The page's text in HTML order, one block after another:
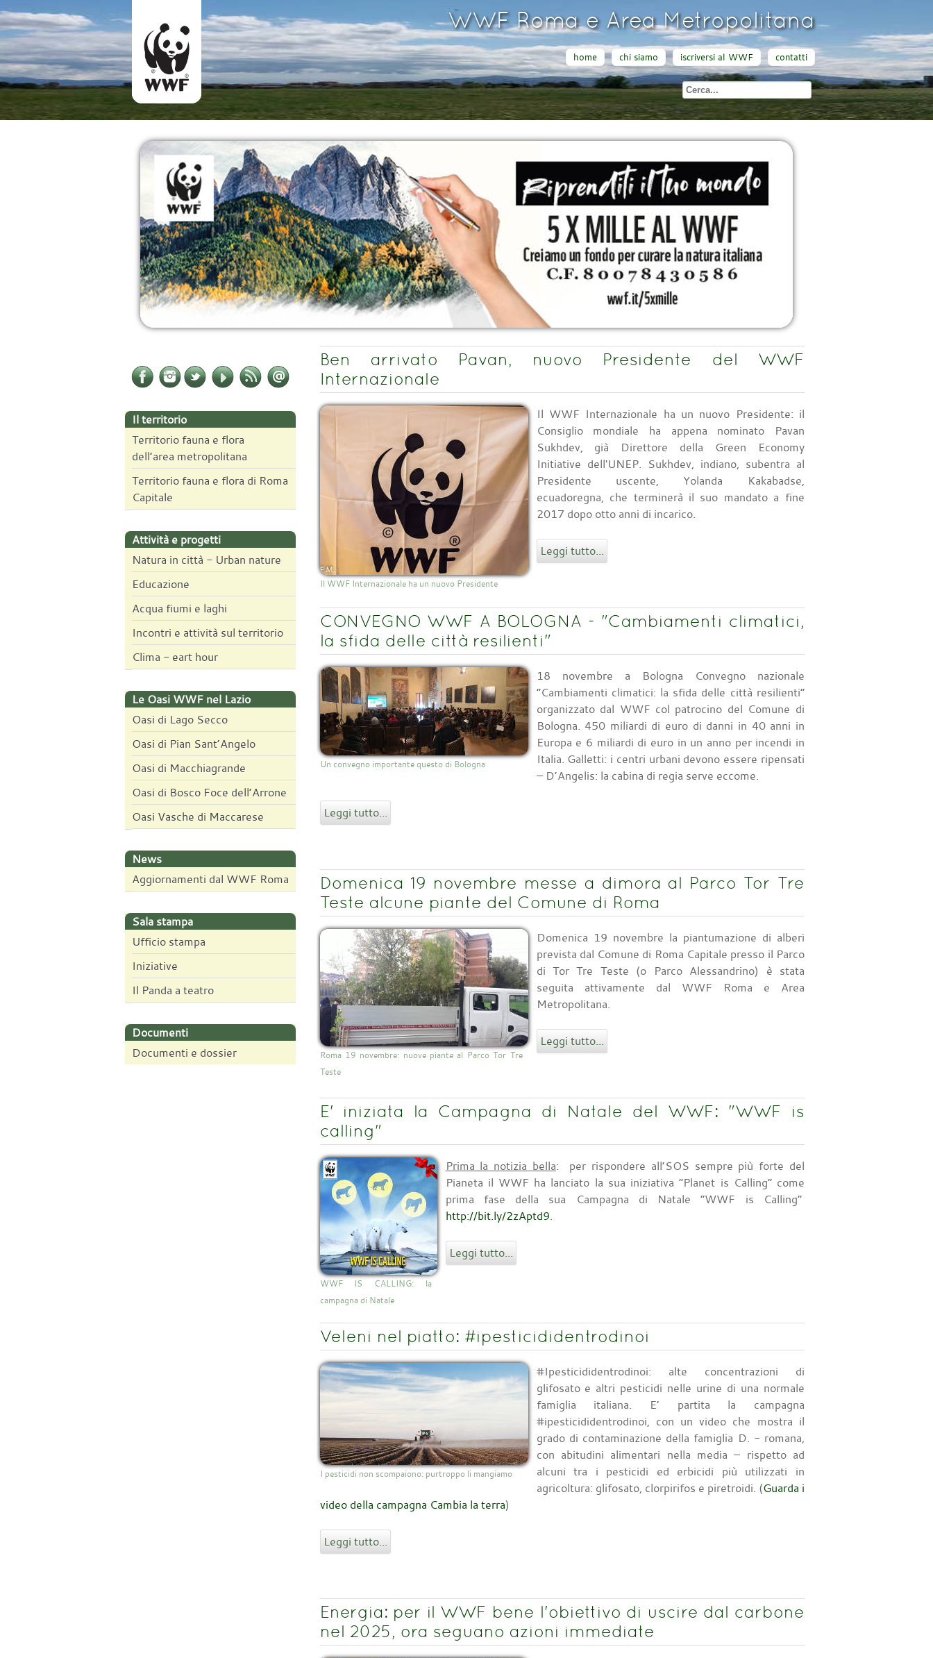
WWF Roma e Area Metropolitana
home chi siamo iscriversi al WWF contatti
Il territorio
Territorio fauna e flora
dell’area metropolitana
Territorio fauna e flora di Roma
Capitale
Attività e progetti
Natura in città - Urban nature
Educazione
Acqua fiumi e laghi
Incontri e attività sul territorio
Clima - eart hour
Le Oasi WWF nel Lazio
Oasi di Lago Secco
Oasi di Pian Sant’Angelo
Oasi di Macchiagrande
Oasi di Bosco Foce dell’Arrone
Oasi Vasche di Maccarese
News
Aggiornamenti dal WWF Roma
Sala stampa
Ufficio stampa
Iniziative
Il Panda a teatro
Documenti
Documenti e dossier
Ben arrivato Pavan, nuovo Presidente del WWF
Internazionale
Il WWF Internazionale ha un nuovo Presidente
Il WWF Internazionale ha un nuovo Presidente: il
Consiglio mondiale ha appena nominato Pavan
Sukhdev, già Direttore della Green Economy
Initiative dell'UNEP. Sukhdev, indiano, subentra al
Presidente uscente, Yolanda Kakabadse,
ecuadoregna, che terminerà il suo mandato a fine
2017 dopo otto anni di incarico.
Leggi tutto...
CONVEGNO WWF A BOLOGNA - "Cambiamenti climatici,
la sfida delle città resilienti"
Un convegno importante questo di Bologna
18 novembre a Bologna Convegno nazionale
“Cambiamenti climatici: la sfida delle città resilienti”
organizzato dal WWF col patrocino del Comune di
Bologna. 450 miliardi di euro di danni in 40 anni in
Europa e 6 miliardi di euro in un anno per incendi in
Italia. Galletti: i centri urbani devono essere ripensati
– D’Angelis: la cabina di regia serve eccome.
Leggi tutto...
Domenica 19 novembre messe a dimora al Parco Tor Tre
Teste alcune piante del Comune di Roma
Roma 19 novembre: nuove piante al Parco Tor Tre
Teste
Domenica 19 novembre la piantumazione di alberi
prevista dal Comune di Roma Capitale presso il Parco
di Tor Tre Teste (o Parco Alessandrino) è stata
seguita attivamente dal WWF Roma e Area
Metropolitana.
Leggi tutto...
E' iniziata la Campagna di Natale del WWF: "WWF is
calling"
WWF IS CALLING: la
campagna di Natale
Prima la notizia bella: per rispondere all’SOS sempre più forte del
Pianeta il WWF ha lanciato la sua iniziativa “Planet is Calling” come
prima fase della sua Campagna di Natale “WWF is Calling”
http://bit.ly/2zAptd9.
Leggi tutto...
Veleni nel piatto: #ipesticididentrodinoi
I pesticidi non scompaiono: purtroppo li mangiamo
#Ipesticididentrodinoi: alte concentrazioni di
glifosato e altri pesticidi nelle urine di una normale
famiglia italiana. E’ partita la campagna
#ipesticididentrodinoi, con un video che mostra il
grado di contaminazione della famiglia D. - romana,
con abitudini alimentari nella media – rispetto ad
alcuni tra i pesticidi ed erbicidi più utilizzati in
agricoltura: glifosato, clorpirifos e piretroidi. (Guarda i
video della campagna Cambia la terra)
Leggi tutto...
Energia: per il WWF bene l'obiettivo di uscire dal carbone
nel 2025, ora seguano azioni immediate